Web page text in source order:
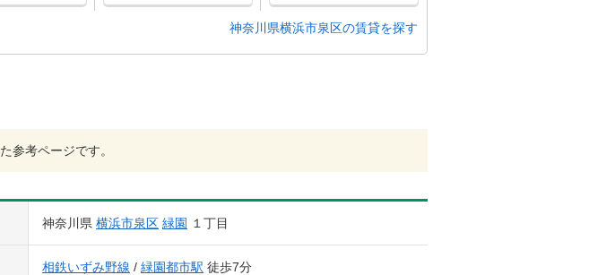
神奈川県横浜市泉区の賃貸を探す
参考ページです。
神奈川県 横浜市泉区 緑園 １丁目
相鉄いずみ野線 / 緑園都市駅 徒歩7分